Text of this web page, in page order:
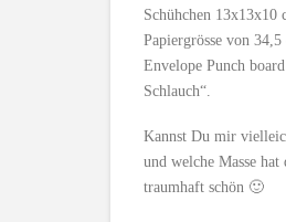
Schühchen 13x13x10
Papiergrösse von
Envelope Punch
Schlauch“.
Kannst Du mir
und welche Masse
traumhaft schön 🙂